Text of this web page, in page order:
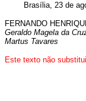
Brasília, 23 de
FERNANDO
Geraldo Magela da
Martus Tavares
Este texto não